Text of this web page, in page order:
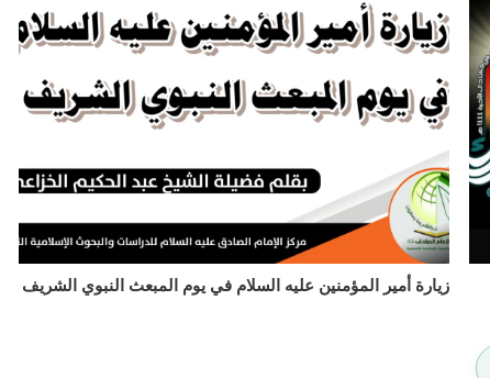
زيارة أمير المؤمنين عليه السلام في يوم المبعث النبوي الشريف